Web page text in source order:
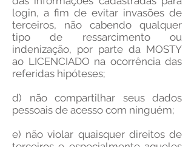
login, a fim de evitar invasões de
terceiros, não cabendo qualquer
tipo de ressarcimento ou
indenização, por parte da MOSTY
ao LICENCIADO na ocorrência das
referidas hipóteses;
d) não compartilhar seus dados
pessoais de acesso com ninguém;
e) não violar quaisquer direitos de